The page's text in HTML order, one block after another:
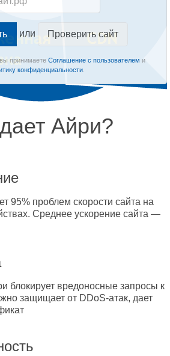
или Проверить сайт
принимаете Соглашение с пользователем и
конфиденциальности.
Айри?
95% проблем скорости сайта на
Среднее ускорение сайта —
блокирует вредоносные запросы к
защищает от DDoS-атак, дает